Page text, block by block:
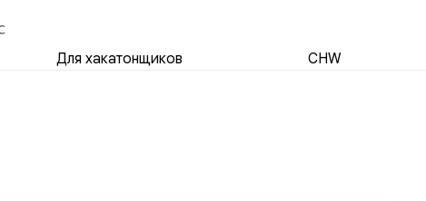
Для хакатонщиков CHW